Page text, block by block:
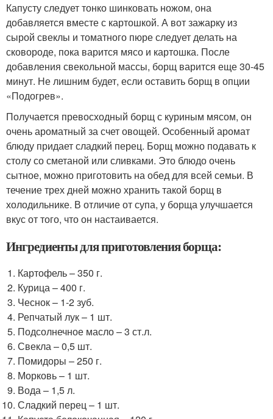
Капусту следует тонко шинковать ножом, она
добавляется вместе с картошкой. А вот зажарку из
сырой свеклы и томатного пюре следует делать на
сковороде, пока варится мясо и картошка. После
добавления свекольной массы, борщ варится еще 30-45
минут. Не лишним будет, если оставить борщ в опции
«Подогрев».
Получается превосходный борщ с куриным мясом, он
очень ароматный за счет овощей. Особенный аромат
блюду придает сладкий перец. Борщ можно подавать к
столу со сметаной или сливками. Это блюдо очень
сытное, можно приготовить на обед для всей семьи. В
течение трех дней можно хранить такой борщ в
холодильнике. В отличие от супа, у борща улучшается
вкус от того, что он настаивается.
Ингредиенты для приготовления борща:
Картофель – 350 г.
Курица – 400 г.
Чеснок – 1-2 зуб.
Репчатый лук – 1 шт.
Подсолнечное масло – 3 ст.л.
Свекла – 0,5 шт.
Помидоры – 250 г.
Морковь – 1 шт.
Вода – 1,5 л.
Сладкий перец – 1 шт.